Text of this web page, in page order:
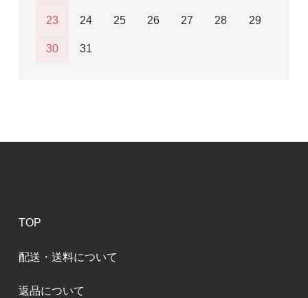
23 24 25 26 27 28 29
30 31
TOP
配送・送料について
返品について